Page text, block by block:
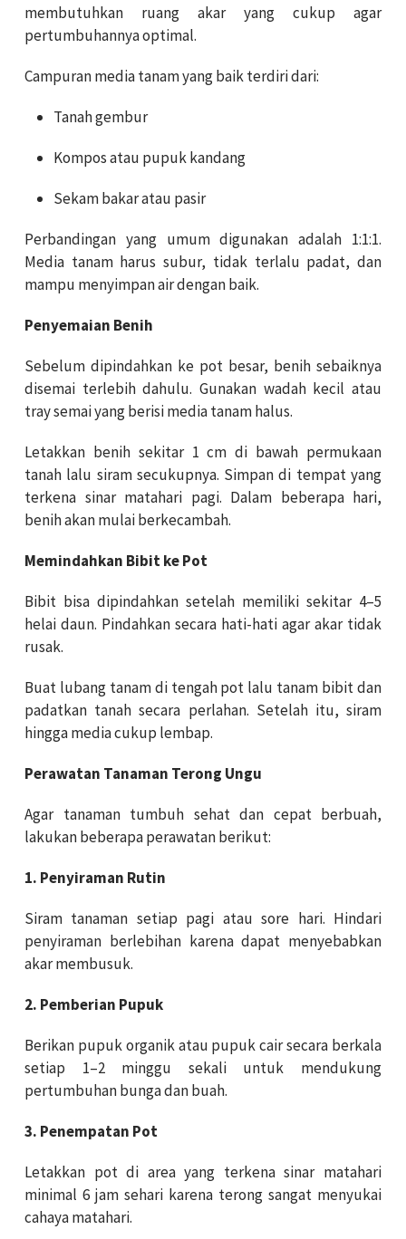
membutuhkan ruang akar yang cukup agar
pertumbuhannya optimal.
Campuran media tanam yang baik terdiri dari:
Tanah gembur
Kompos atau pupuk kandang
Sekam bakar atau pasir
Perbandingan yang umum digunakan adalah 1:1:1.
Media tanam harus subur, tidak terlalu padat, dan
mampu menyimpan air dengan baik.
Penyemaian Benih
Sebelum dipindahkan ke pot besar, benih sebaiknya
disemai terlebih dahulu. Gunakan wadah kecil atau
tray semai yang berisi media tanam halus.
Letakkan benih sekitar 1 cm di bawah permukaan
tanah lalu siram secukupnya. Simpan di tempat yang
terkena sinar matahari pagi. Dalam beberapa hari,
benih akan mulai berkecambah.
Memindahkan Bibit ke Pot
Bibit bisa dipindahkan setelah memiliki sekitar 4–5
helai daun. Pindahkan secara hati-hati agar akar tidak
rusak.
Buat lubang tanam di tengah pot lalu tanam bibit dan
padatkan tanah secara perlahan. Setelah itu, siram
hingga media cukup lembap.
Perawatan Tanaman Terong Ungu
Agar tanaman tumbuh sehat dan cepat berbuah,
lakukan beberapa perawatan berikut:
1. Penyiraman Rutin
Siram tanaman setiap pagi atau sore hari. Hindari
penyiraman berlebihan karena dapat menyebabkan
akar membusuk.
2. Pemberian Pupuk
Berikan pupuk organik atau pupuk cair secara berkala
setiap 1–2 minggu sekali untuk mendukung
pertumbuhan bunga dan buah.
3. Penempatan Pot
Letakkan pot di area yang terkena sinar matahari
minimal 6 jam sehari karena terong sangat menyukai
cahaya matahari.